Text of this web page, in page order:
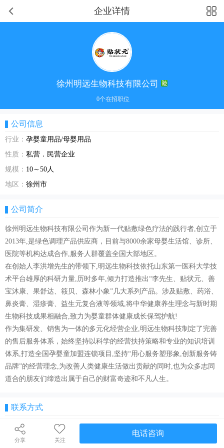
企业详情
分享 关注
电话咨询
徐州明远生物科技有限公司
0个在招职位
公司信息
行业： 孕婴童用品/母婴用品
性质： 私营．民营企业
规模： 10～50人
地区： 徐州市
公司简介
徐州明远生物科技有限公司作为新一代贴敷绿色疗法的践行者,创立于
2013年,是绿色调理产品供应商，目前与8000余家母婴生活馆、诊所、
医院等机构达成合作,服务人群覆盖全国大部地区。
在创始人李洪增先生的带领下,明远生物科技依托山东第一医科大学技
术平台雄厚的科研力量,历时多年,倾力打造推出“李先生、贴状元、善
宝沐康、果舒达、筱贝、森林小象”几大系列产品。涉及贴敷、药浴、
鼻炎膏、湿疹膏、益生元复合液等领域,将中华健康养生理念与新时期
生物科技成果相融合,致力为婴童群体健康成长保驾护航!
作为集研发、销售为一体的多元化经营企业,明远生物科技制定了完善
的售后服务体系，始终坚持以科学的经营扶持策略和专业的知识培训
体系,打造全国孕婴童加盟连锁项目,坚持“用心服务塑形象,创新服务铸
品牌”的经营理念,为改善人类健康生活做出贡献的同时,也为众多志同
道合的朋友们缔造出属于自己的财富奇迹和不凡人生。
联系方式